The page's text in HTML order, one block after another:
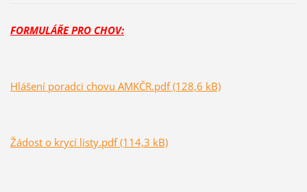
FORMULÁŘE PRO CHOV:
Hlášení poradci chovu AMKČR.pdf (128,6 kB)
Žádost o krycí listy.pdf (114,3 kB)